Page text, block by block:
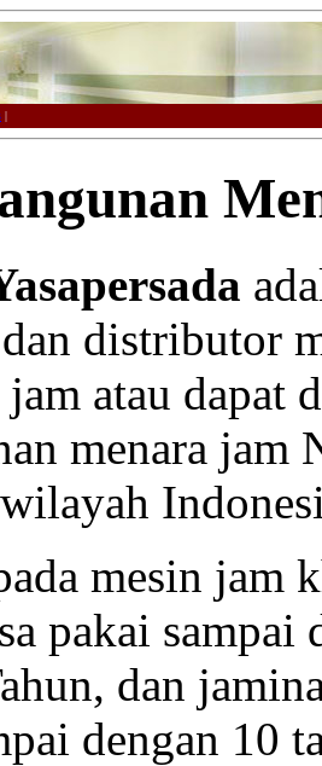
|
distributor
atau dapat
menara
mesin jam
pakai sampai
dan
dengan 10